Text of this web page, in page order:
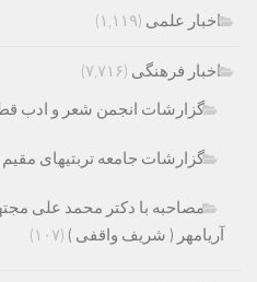
اخبار علمی (۱,۱۱۹)
اخبار فرهنگی (۷,۷۱۶)
گزارشات انجمن شعر و ادب
گزارشات جامعه تربتیهای مقیم
مصاحبه با دکتر محمد علی
آریامهر ( شریف واقفی ) (۱۰۷)